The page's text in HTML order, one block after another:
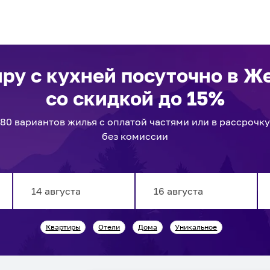
с кухней посуточно в
со скидкой до 15%
80 вариантов жилья с оплатой частями или в рассрочку
без комиссии
forward
interact
backward
interact
Квартиры Отели Дома Уникальное